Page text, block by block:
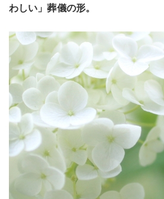
わしい」葬儀の形。